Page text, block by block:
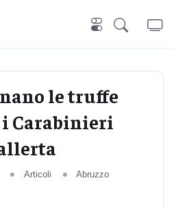
le truffe
Carabinieri
Articoli
Abruzzo